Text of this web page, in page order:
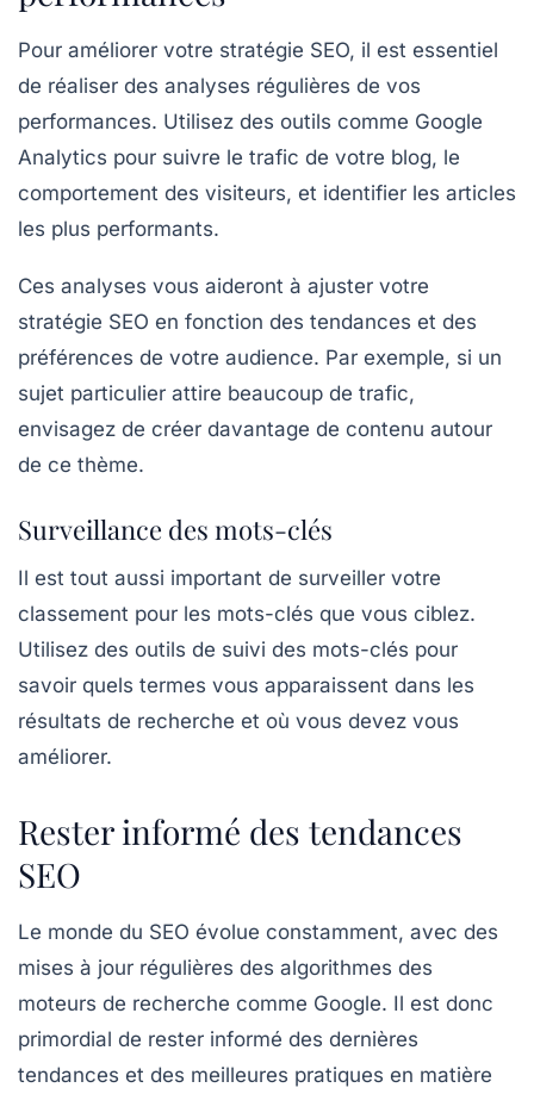
Pour améliorer votre stratégie SEO, il est essentiel
de réaliser des analyses régulières de vos
performances. Utilisez des outils comme Google
Analytics pour suivre le trafic de votre blog, le
comportement des visiteurs, et identifier les articles
les plus performants.
Ces analyses vous aideront à ajuster votre
stratégie SEO en fonction des tendances et des
préférences de votre audience. Par exemple, si un
sujet particulier attire beaucoup de trafic,
envisagez de créer davantage de contenu autour
de ce thème.
Surveillance des mots-clés
Il est tout aussi important de surveiller votre
classement pour les mots-clés que vous ciblez.
Utilisez des outils de suivi des mots-clés pour
savoir quels termes vous apparaissent dans les
résultats de recherche et où vous devez vous
améliorer.
Rester informé des tendances
SEO
Le monde du SEO évolue constamment, avec des
mises à jour régulières des algorithmes des
moteurs de recherche comme Google. Il est donc
primordial de rester informé des dernières
tendances et des meilleures pratiques en matière